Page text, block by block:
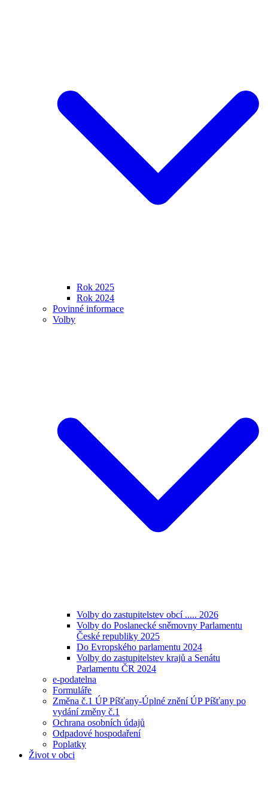
Rok 2025
Rok 2024
Povinné informace
Volby
Volby do zastupitelstev obcí ..... 2026
Volby do Poslanecké sněmovny Parlamentu
České republiky 2025
Do Evropského parlamentu 2024
Volby do zastupitelstev krajů a Senátu
Parlamentu ČR 2024
e-podatelna
Formuláře
Změna č.1 ÚP Píšťany-Úplné znění ÚP Píšťany po
vydání změny č.1
Ochrana osobních údajů
Odpadové hospodaření
Poplatky
Život v obci